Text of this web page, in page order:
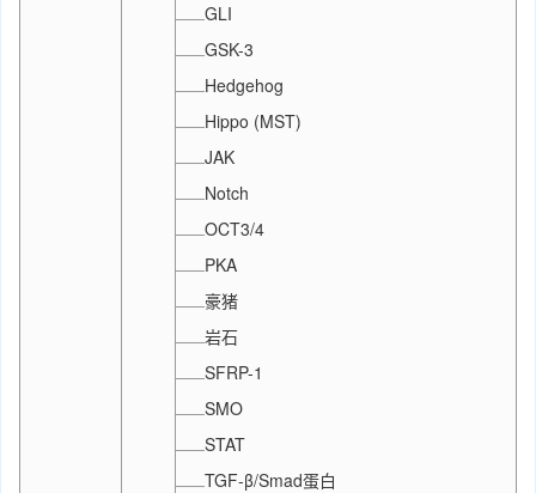
GLI
GSK-3
Hedgehog
Hippo (MST)
JAK
Notch
OCT3/4
PKA
豪猪
岩石
SFRP-1
SMO
STAT
TGF-β/Smad蛋白